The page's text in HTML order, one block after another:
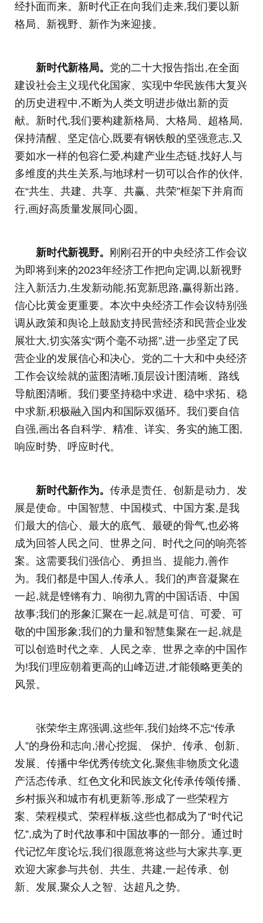
经扑面而来。新时代正在向我们走来,我们要以新
格局、新视野、新作为来迎接。
新时代新格局。 党的二十大报告指出,在全面
建设社会主义现代化国家、实现中华民族伟大复兴
的历史进程中,不断为人类文明进步做出新的贡
献。新时代,我们要构建新格局、大格局、超格局,
保持清醒、坚定信心,既要有钢铁般的坚强意志,又
要如水一样的包容仁爱,构建产业生态链,找好人与
多维度的共生关系,与地球村一切可以合作的伙伴,
在“共生、共建、共享、共赢、共荣”框架下并肩而
行,画好高质量发展同心圆。
新时代新视野。 刚刚召开的中央经济工作会议
为即将到来的2023年经济工作把向定调,以新视野
注入新活力,生发新动能,拓宽新思路,赢得新出路。
信心比黄金更重要。本次中央经济工作会议特别强
调从政策和舆论上鼓励支持民营经济和民营企业发
展壮大,切实落实“两个毫不动摇”,进一步坚定了民
营企业的发展信心和决心。党的二十大和中央经济
工作会议绘就的蓝图清晰,顶层设计图清晰、路线
导航图清晰。我们要坚持稳中求进、稳中求拓、稳
中求新,积极融入国内和国际双循环。我们要自信
自强,画出各自科学、精准、详实、务实的施工图,
响应时势、呼应时代。
新时代新作为。 传承是责任、创新是动力、发
展是使命。中国智慧、中国模式、中国方案,是我
们最大的信心、最大的底气、最硬的骨气,也必将
成为回答人民之问、世界之问、时代之问的响亮答
案。这需要我们强信心、勇担当、提能力,善作
为。我们都是中国人,传承人。我们的声音凝聚在
一起,就是铿锵有力、响彻九霄的中国话语、中国
故事;我们的形象汇聚在一起,就是可信、可爱、可
敬的中国形象;我们的力量和智慧集聚在一起,就是
可以创造时代之幸、人民之幸、世界之幸的中国作
为!我们理应朝着更高的山峰迈进,才能领略更美的
风景。
张荣华主席强调,这些年,我们始终不忘“传承
人”的身份和志向,潜心挖掘、 保护、传承、创新、
发展、传播中华优秀传统文化,聚焦非物质文化遗
产活态传承、红色文化和民族文化传承传颂传播、
乡村振兴和城市有机更新等,形成了一些荣程方
案、荣程模式、荣程样板,这些也都成为了“时代记
忆”,成为了时代故事和中国故事的一部分。通过时
代记忆年度论坛,我们很愿意将这些与大家共享,更
欢迎大家参与共创、共生、共建,一起传承、创
新、发展,聚众人之智、达超凡之势。